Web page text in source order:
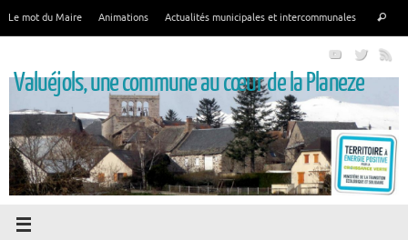
Le mot du Maire Animations Actualités municipales et intercommunales
Valuéjols, une commune au cœur de la Planeze